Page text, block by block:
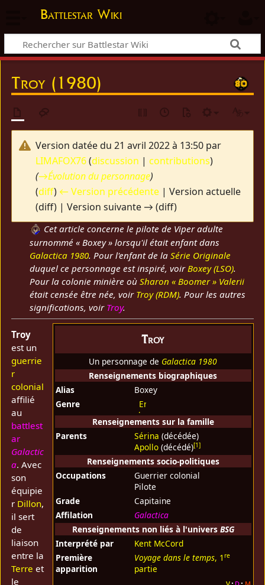
Battlestar Wiki
Troy (1980)
Version datée du 21 avril 2022 à 13:50 par
LIMAFOX76(discussion | contributions)
(→Évolution du personnage)
(diff) ← Version précédente | Version actuelle
(diff) | Version suivante → (diff)
Cet article concerne le pilote de Viper adulte
surnommé « Boxey » lorsqu'il était enfant dans
Galactica 1980. Pour l'enfant de la Série Originale
duquel ce personnage est inspiré, voirBoxey (LSO).
Pour la colonie minière où Sharon « Boomer » Valerii
était censée être née, voir Troy (RDM). Pour les autres
significations, voir Troy.
Troy
Un personnage de Galactica 1980
Renseignements biographiques
Alias
Boxey
Genre
Erreur
lors de
la
création
de la
vignette :
Renseignements sur la famille
Parents
Sérina (décédée)
Apollo(décédé)[1]
Renseignements socio-politiques
Occupations
Guerrier colonial
Pilote
Grade
Capitaine
Affilation
Galactica
Renseignements non liés à l'univers BSG
Interprété par
Kent McCord
Première
apparition
Voyage dans le temps, 1 re
partie
Troy
est un
guerrie
r
colonial
affilié
au
battlest
ar
Galactic
a. Avec
son
équipie
r Dillon,
il sert
de
liaison
entre la
Terre et
le